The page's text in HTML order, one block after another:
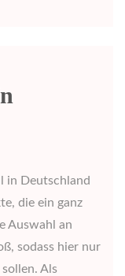
in Deutschland
die ein ganz
Auswahl an
sodass hier nur
Als